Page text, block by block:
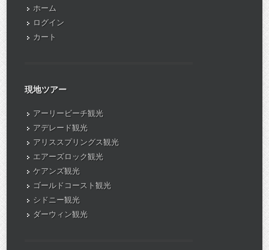
ホーム
ログイン
カート
現地ツアー
アーリービーチ観光
アデレード観光
アリススプリングス観光
エアーズロック観光
ケアンズ観光
ゴールドコースト観光
シドニー観光
ダーウィン観光